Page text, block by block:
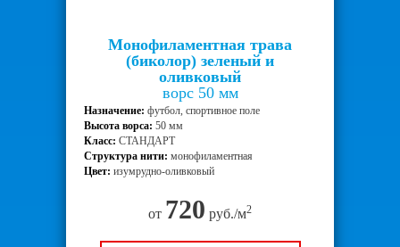
Монофиламентная трава
(биколор) зеленый и
оливковый
ворс 50 мм
Назначение: футбол, спортивное поле
Высота ворса: 50 мм
Класс: СТАНДАРТ
Структура нити: монофиламентная
Цвет: изумрудно-оливковый
от 720 руб./м2